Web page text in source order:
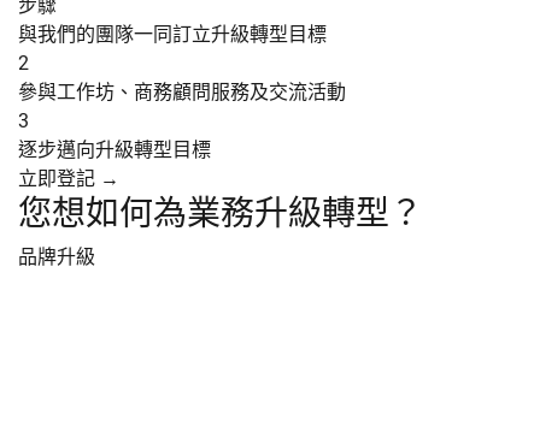
步驟
與我們的團隊一同訂立升級轉型目標
2
參與工作坊、商務顧問服務及交流活動
3
逐步邁向升級轉型目標
立即登記 →
您想如何為業務升級轉型？
品牌升級